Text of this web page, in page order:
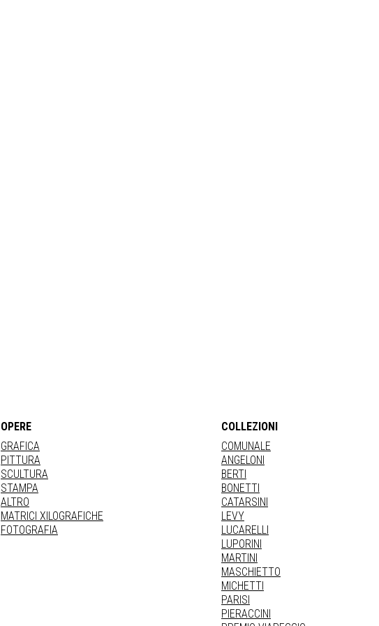
OPERE
GRAFICA
PITTURA
SCULTURA
STAMPA
ALTRO
MATRICI XILOGRAFICHE
FOTOGRAFIA
COLLEZIONI
COMUNALE
ANGELONI
BERTI
BONETTI
CATARSINI
LEVY
LUCARELLI
LUPORINI
MARTINI
MASCHIETTO
MICHETTI
PARISI
PIERACCINI